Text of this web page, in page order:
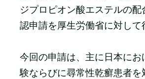
ジプロピオン酸エステルの配
認申請を厚生労働省に対して
今回の申請は、主に日本にお
験ならびに尋常性乾癬患者を